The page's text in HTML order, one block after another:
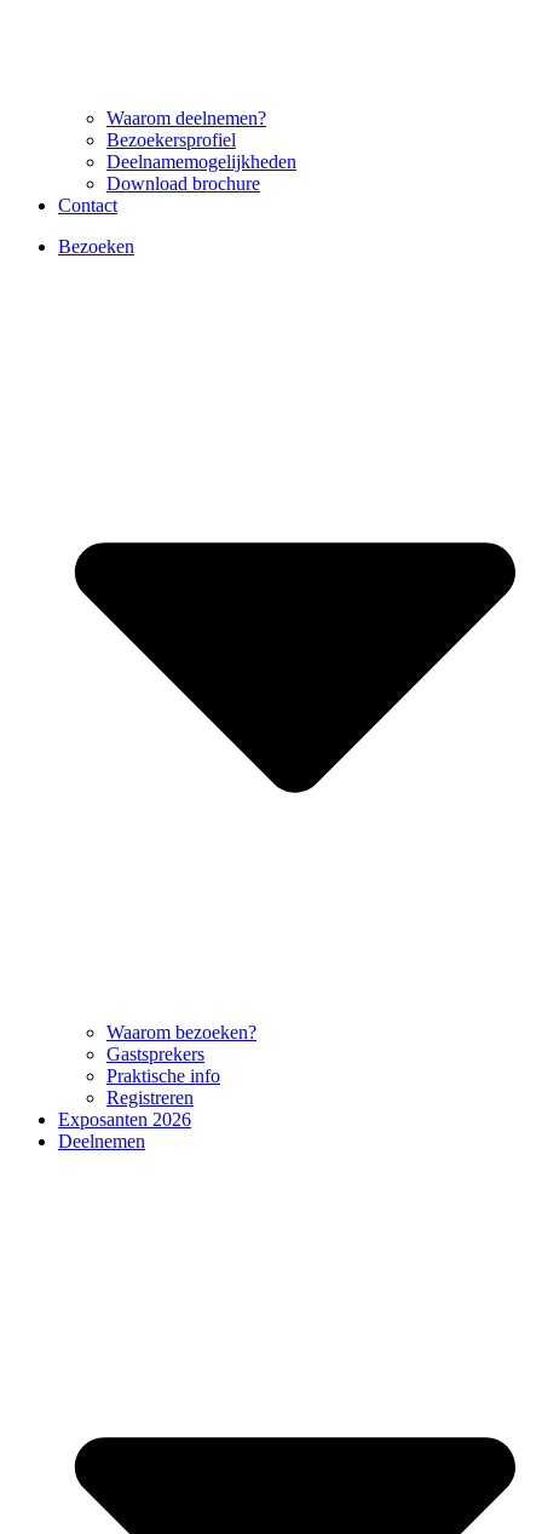
Waarom deelnemen?
Bezoekersprofiel
Deelnamemogelijkheden
Download brochure
Contact
Bezoeken
Waarom bezoeken?
Gastsprekers
Praktische info
Registreren
Exposanten 2026
Deelnemen